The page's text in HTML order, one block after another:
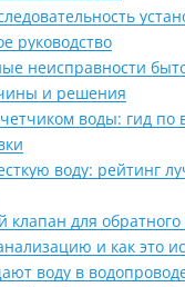
руководство
неисправности
и решения
воды: гид по
воду: рейтинг
клапан для
и как это
воду в